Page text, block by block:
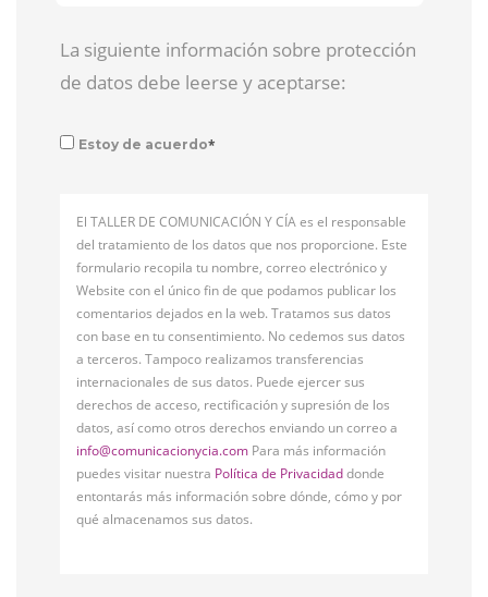
La siguiente información sobre protección
de datos debe leerse y aceptarse:
Estoy de acuerdo*
El TALLER DE COMUNICACIÓN Y CÍA es el responsable
del tratamiento de los datos que nos proporcione. Este
formulario recopila tu nombre, correo electrónico y
Website con el único fin de que podamos publicar los
comentarios dejados en la web. Tratamos sus datos
con base en tu consentimiento. No cedemos sus datos
a terceros. Tampoco realizamos transferencias
internacionales de sus datos. Puede ejercer sus
derechos de acceso, rectificación y supresión de los
datos, así como otros derechos enviando un correo a
info@comunicacionycia.com Para más información
puedes visitar nuestra Política de Privacidaddonde
entontarás más información sobre dónde, cómo y por
qué almacenamos sus datos.